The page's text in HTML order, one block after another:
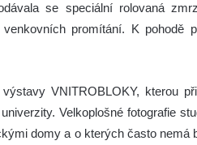
se speciální rolovaná
promítání. K pohodě
VNITROBLOKY, kterou
Velkoplošné fotografie
domy a o kterých často nemá